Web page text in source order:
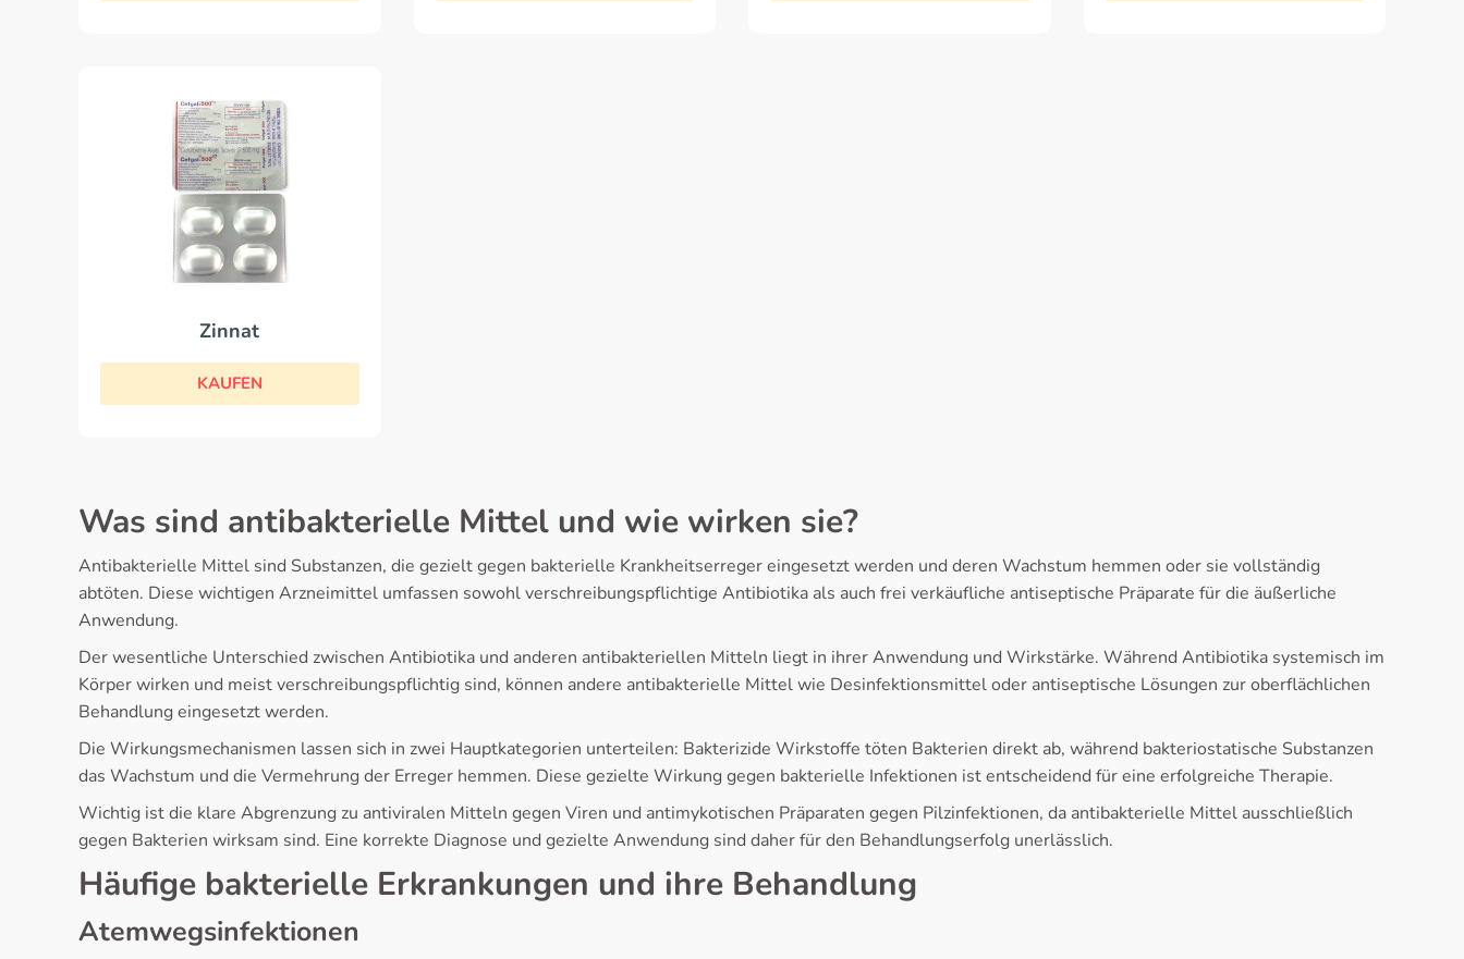
Zinnat
KAUFEN
Was sind antibakterielle Mittel und wie wirken sie?
Antibakterielle Mittel sind Substanzen, die gezielt gegen bakterielle Krankheitserreger eingesetzt werden und deren Wachstum hemmen oder sie vollständig
abtöten. Diese wichtigen Arzneimittel umfassen sowohl verschreibungspflichtige Antibiotika als auch frei verkäufliche antiseptische Präparate für die äußerliche
Anwendung.
Der wesentliche Unterschied zwischen Antibiotika und anderen antibakteriellen Mitteln liegt in ihrer Anwendung und Wirkstärke. Während Antibiotika systemisch im
Körper wirken und meist verschreibungspflichtig sind, können andere antibakterielle Mittel wie Desinfektionsmittel oder antiseptische Lösungen zur oberflächlichen
Behandlung eingesetzt werden.
Die Wirkungsmechanismen lassen sich in zwei Hauptkategorien unterteilen: Bakterizide Wirkstoffe töten Bakterien direkt ab, während bakteriostatische Substanzen
das Wachstum und die Vermehrung der Erreger hemmen. Diese gezielte Wirkung gegen bakterielle Infektionen ist entscheidend für eine erfolgreiche Therapie.
Wichtig ist die klare Abgrenzung zu antiviralen Mitteln gegen Viren und antimykotischen Präparaten gegen Pilzinfektionen, da antibakterielle Mittel ausschließlich
gegen Bakterien wirksam sind. Eine korrekte Diagnose und gezielte Anwendung sind daher für den Behandlungserfolg unerlässlich.
Häufige bakterielle Erkrankungen und ihre Behandlung
Atemwegsinfektionen